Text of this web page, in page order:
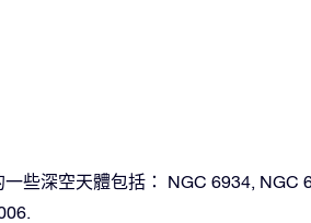
些深空天體包括： NGC 6934, NGC